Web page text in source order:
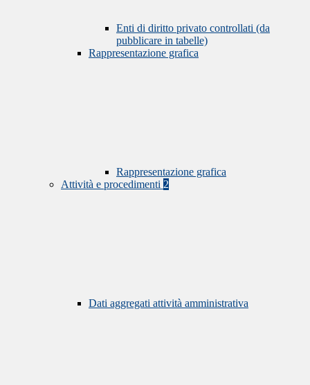
Enti di diritto privato controllati (da
pubblicare in tabelle)
Rappresentazione grafica
Rappresentazione grafica
Attività e procedimenti 2
Dati aggregati attività amministrativa